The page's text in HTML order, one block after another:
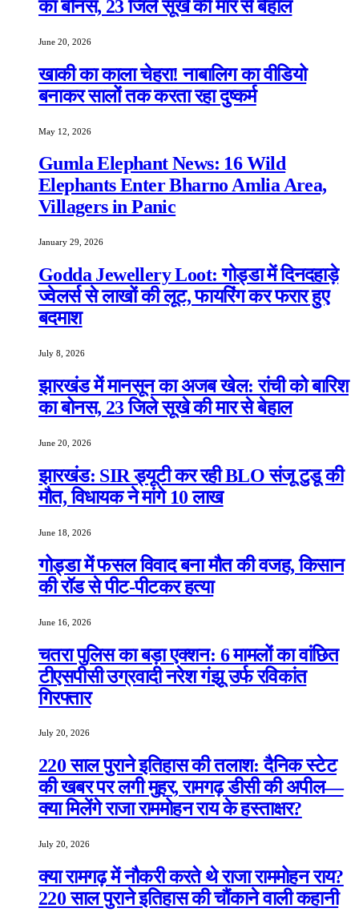
का बोनस, 23 जिले सूखे की मार से बेहाल
June 20, 2026
खाकी का काला चेहरा! नाबालिग का वीडियो
बनाकर सालों तक करता रहा दुष्कर्म
May 12, 2026
Gumla Elephant News: 16 Wild
Elephants Enter Bharno Amlia Area,
Villagers in Panic
January 29, 2026
Godda Jewellery Loot: गोड्डा में दिनदहाड़े
ज्वेलर्स से लाखों की लूट, फायरिंग कर फरार हुए
बदमाश
July 8, 2026
झारखंड में मानसून का अजब खेल: रांची को बारिश
का बोनस, 23 जिले सूखे की मार से बेहाल
June 20, 2026
झारखंड: SIR ड्यूटी कर रही BLO संजू टुडू की
मौत, विधायक ने मांगे 10 लाख
June 18, 2026
गोड्डा में फसल विवाद बना मौत की वजह, किसान
की रॉड से पीट-पीटकर हत्या
June 16, 2026
चतरा पुलिस का बड़ा एक्शन: 6 मामलों का वांछित
टीएसपीसी उग्रवादी नरेश गंझू उर्फ रविकांत
गिरफ्तार
July 20, 2026
220 साल पुराने इतिहास की तलाश: दैनिक स्टेट
की खबर पर लगी मुहर, रामगढ़ डीसी की अपील—
क्या मिलेंगे राजा राममोहन राय के हस्ताक्षर?
July 20, 2026
क्या रामगढ़ में नौकरी करते थे राजा राममोहन राय?
220 साल पुराने इतिहास की चौंकाने वाली कहानी